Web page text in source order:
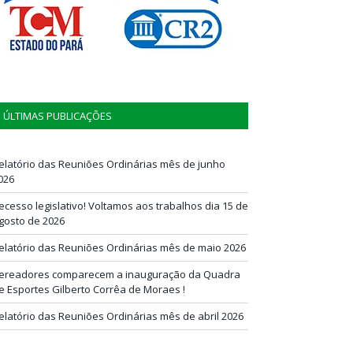
ÚLTIMAS PUBLICAÇÕES
das Reuniões Ordinárias mês de junho
legislativo! Voltamos aos trabalhos dia 15 de
de 2026
das Reuniões Ordinárias mês de maio 2026
comparecem a inauguração da Quadra
Esportes Gilberto Corrêa de Moraes !
das Reuniões Ordinárias mês de abril 2026